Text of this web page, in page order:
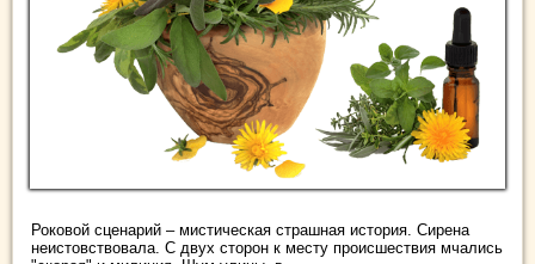
Роковой сценарий – мистическая страшная история. Сирена
неистовствовала. С двух сторон к месту происшествия мчались